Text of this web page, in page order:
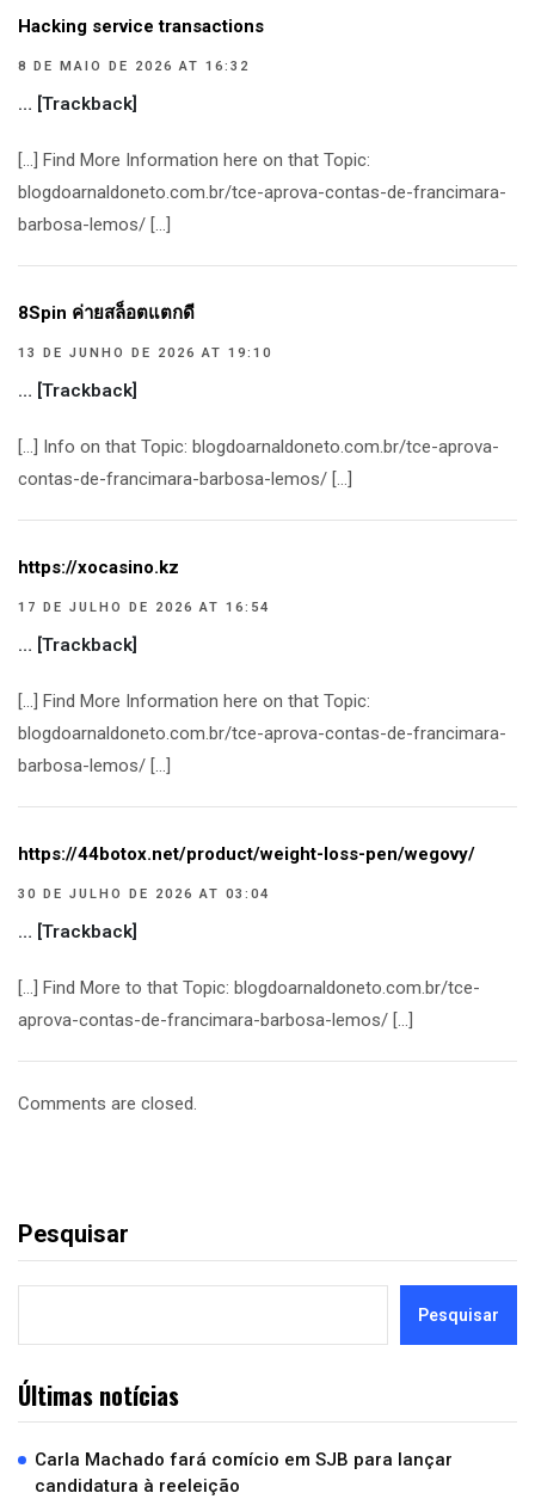
Hacking service transactions
8 DE MAIO DE 2026 AT 16:32
… [Trackback]
[…] Find More Information here on that Topic:
blogdoarnaldoneto.com.br/tce-aprova-contas-de-francimara-
barbosa-lemos/ […]
8Spin ค่ายสล็อตแตกดี
13 DE JUNHO DE 2026 AT 19:10
… [Trackback]
[…] Info on that Topic: blogdoarnaldoneto.com.br/tce-aprova-
contas-de-francimara-barbosa-lemos/ […]
https://xocasino.kz
17 DE JULHO DE 2026 AT 16:54
… [Trackback]
[…] Find More Information here on that Topic:
blogdoarnaldoneto.com.br/tce-aprova-contas-de-francimara-
barbosa-lemos/ […]
https://44botox.net/product/weight-loss-pen/wegovy/
30 DE JULHO DE 2026 AT 03:04
… [Trackback]
[…] Find More to that Topic: blogdoarnaldoneto.com.br/tce-
aprova-contas-de-francimara-barbosa-lemos/ […]
Comments are closed.
Pesquisar
Pesquisar
Últimas notícias
Carla Machado fará comício em SJB para lançar
candidatura à reeleição